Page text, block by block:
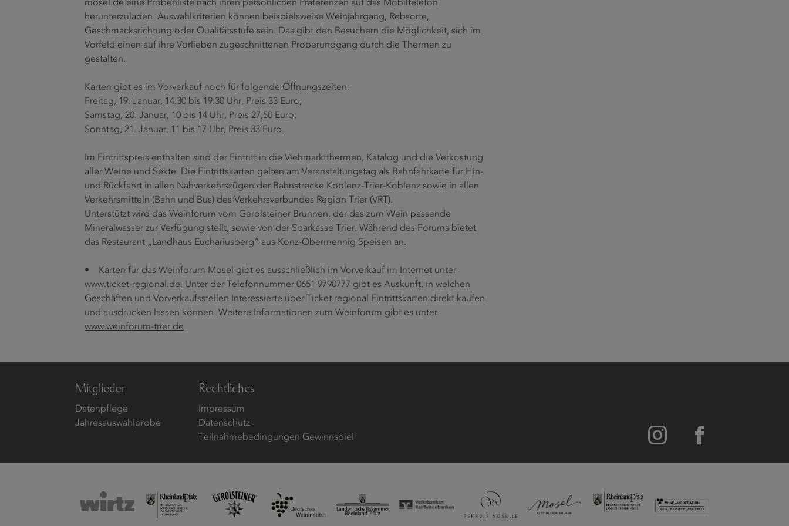
mosel.de eine Probenliste nach ihren persönlichen Präferenzen auf das Mobiltelefon
herunterzuladen. Auswahlkriterien können beispielsweise Weinjahrgang, Rebsorte,
Geschmacksrichtung oder Qualitätsstufe sein. Das gibt den Besuchern die Möglichkeit, sich im
Vorfeld einen auf ihre Vorlieben zugeschnittenen Proberundgang durch die Thermen zu
gestalten.
Karten gibt es im Vorverkauf noch für folgende Öffnungszeiten:
Freitag, 19. Januar, 14:30 bis 19:30 Uhr, Preis 33 Euro;
Samstag, 20. Januar, 10 bis 14 Uhr, Preis 27,50 Euro;
Sonntag, 21. Januar, 11 bis 17 Uhr, Preis 33 Euro.
Im Eintrittspreis enthalten sind der Eintritt in die Viehmarktthermen, Katalog und die Verkostung
aller Weine und Sekte. Die Eintrittskarten gelten am Veranstaltungstag als Bahnfahrkarte für Hin-
und Rückfahrt in allen Nahverkehrszügen der Bahnstrecke Koblenz-Trier-Koblenz sowie in allen
Verkehrsmitteln (Bahn und Bus) des Verkehrsverbundes Region Trier (VRT).
Unterstützt wird das Weinforum vom Gerolsteiner Brunnen, der das zum Wein passende
Mineralwasser zur Verfügung stellt, sowie von der Sparkasse Trier. Während des Forums bietet
das Restaurant „Landhaus Euchariusberg“ aus Konz-Obermennig Speisen an.
• Karten für das Weinforum Mosel gibt es ausschließlich im Vorverkauf im Internet unter
www.ticket-regional.de. Unter der Telefonnummer 0651 9790777 gibt es Auskunft, in welchen
Geschäften und Vorverkaufsstellen Interessierte über Ticket regional Eintrittskarten direkt kaufen
und ausdrucken lassen können. Weitere Informationen zum Weinforum gibt es unter
www.weinforum-trier.de
Mitglieder
Datenpflege
Jahresauswahlprobe
Rechtliches
Impressum
Datenschutz
Teilnahmebedingungen Gewinnspiel